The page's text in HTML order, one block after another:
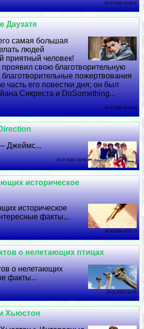
03 07 2026 14:39:52
Даузате
самая большая
людей
приятный человек!
свою благотворительную
благотворительные пожертвования
часть его повестки дня; он был
Сикреста и DoSomething...
02 07 2026 22:46:24
Джеймс...
01 07 2026 7:24:56
историческое
историческое
факты...
30 06 2026 10:42:14
о нелетающих птицах
о нелетающих
факты...
29 06 2026 5:23:36
Хьюстон